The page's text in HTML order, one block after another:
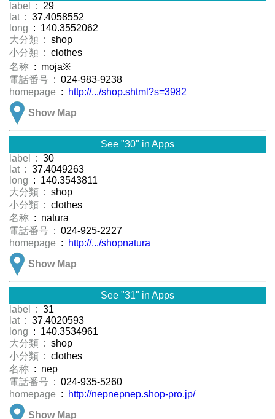
label
: 29
lat : 37.4058552
long : 140.3552062
大分類 : shop
小分類 : clothes
名称 : moja※
電話番号 : 024-983-9238
homepage :
http://.../shop.shtml?s=3982
Show Map
See "30" in Apps
label
: 30
lat : 37.4049263
long : 140.3543811
大分類 : shop
小分類 : clothes
名称 : natura
電話番号 : 024-925-2227
homepage :
http://.../shopnatura
Show Map
See "31" in Apps
label
: 31
lat : 37.4020593
long : 140.3534961
大分類 : shop
小分類 : clothes
名称 : nep
電話番号 : 024-935-5260
homepage :
http://nepnepnep.shop-pro.jp/
Show Map